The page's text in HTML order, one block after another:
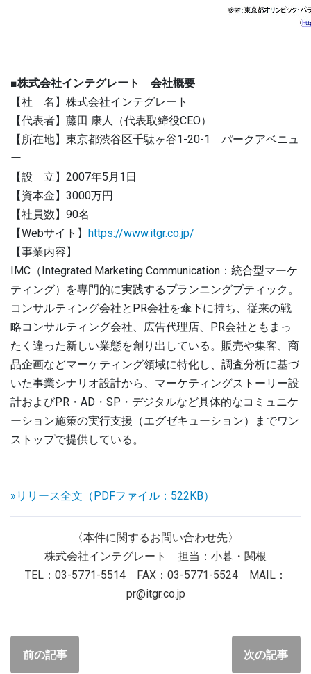
■株式会社インテグレート 会社概要
【社 名】株式会社インテグレート
【代表者】藤田 康人（代表取締役CEO）
【所在地】東京都渋谷区千駄ヶ谷1-20-1 パークアベニュ
ー
【設 立】2007年5月1日
【資本金】3000万円
【社員数】90名
【Webサイト】 https://www.itgr.co.jp/
【事業内容】
IMC（Integrated Marketing Communication：統合型マーケ
ティング）を専門的に実践するプランニングブティック。
コンサルティング会社とPR会社を傘下に持ち、従来の戦
略コンサルティング会社、広告代理店、PR会社ともまっ
たく違った新しい業態を創り出している。販売や集客、商
品企画などマーケティング領域に特化し、調査分析に基づ
いた事業シナリオ設計から、マーケティングストーリー設
計およびPR・AD・SP・デジタルなど具体的なコミュニケ
ーション施策の実行支援（エグゼキューション）までワン
ストップで提供している。
»リリース全文（PDFファイル：522KB）
〈本件に関するお問い合わせ先〉
株式会社インテグレート 担当：小暮・関根
TEL：03-5771-5514 FAX：03-5771-5524 MAIL：
pr@itgr.co.jp
前の記事 次の記事